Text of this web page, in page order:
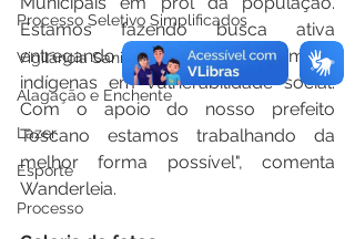
Processo Seletivo Simplificados
Vigilância Sanitária
Alagação e Enchente
Lazer
Esporte
Processo
Estamos fazendo busca ativa
entregando cestas básicas às famílias
indígenas em vulnerabilidade social.
Com o apoio do nosso prefeito
Toscano estamos trabalhando da
melhor forma possível", comenta
Wanderleia.